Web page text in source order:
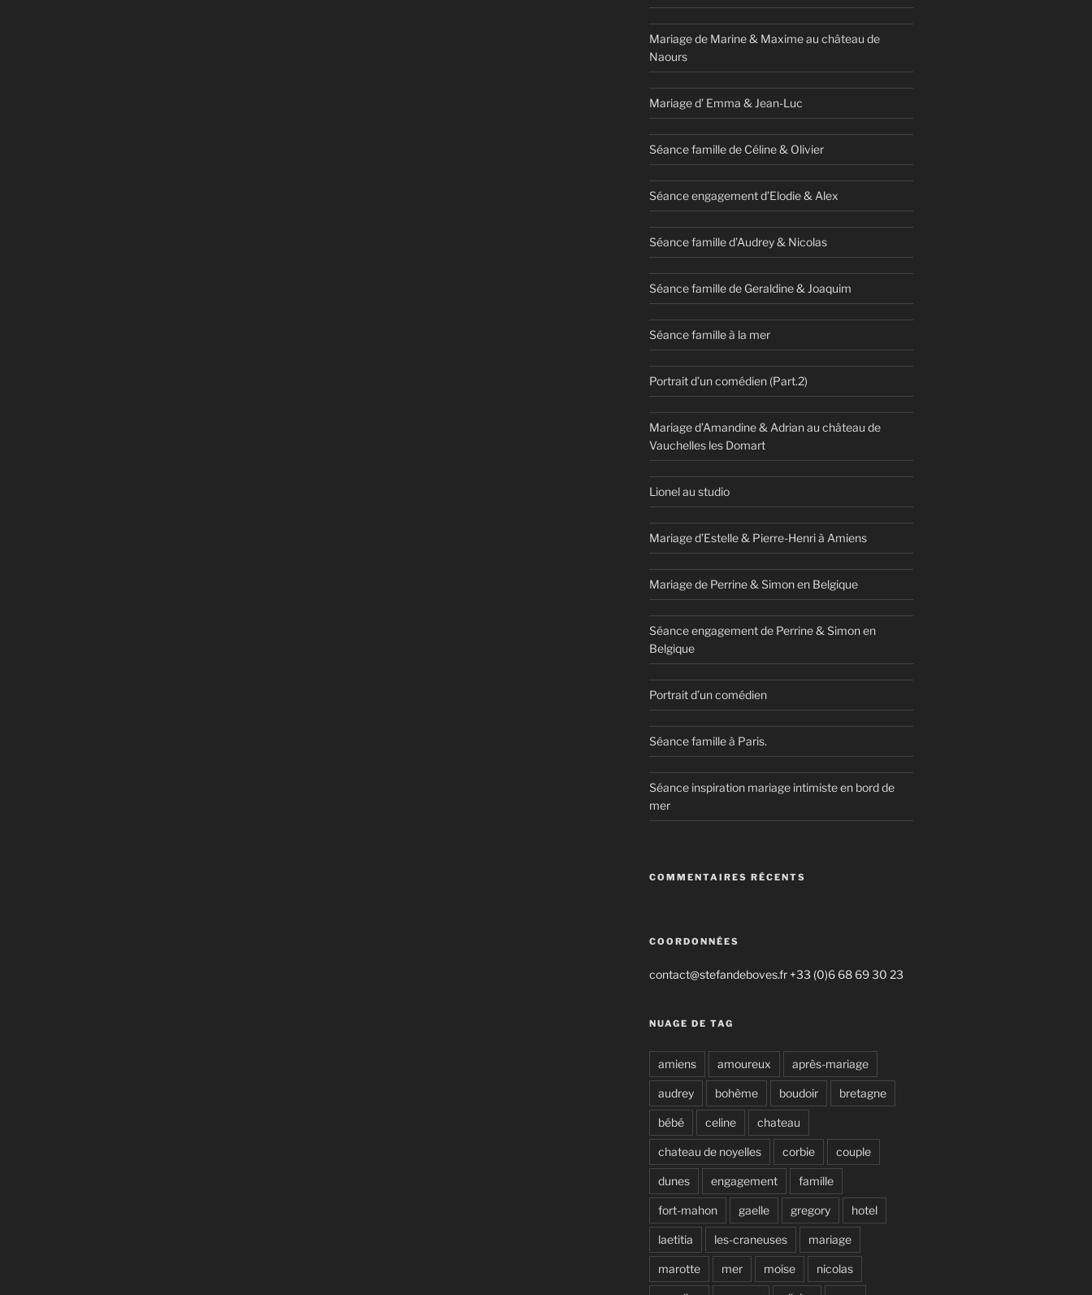
Mariage de Marine & Maxime au château de
Naours
Mariage d’ Emma & Jean-Luc
Séance famille de Céline & Olivier
Séance engagement d’Elodie & Alex
Séance famille d’Audrey & Nicolas
Séance famille de Geraldine & Joaquim
Séance famille à la mer
Portrait d’un comédien (Part.2)
Mariage d’Amandine & Adrian au château de
Vauchelles les Domart
Lionel au studio
Mariage d’Estelle & Pierre-Henri à Amiens
Mariage de Perrine & Simon en Belgique
Séance engagement de Perrine & Simon en
Belgique
Portrait d’un comédien
Séance famille à Paris.
Séance inspiration mariage intimiste en bord de
mer
COMMENTAIRES RÉCENTS
COORDONNÉES
contact@stefandeboves.fr +33 (0)6 68 69 30 23
NUAGE DE TAG
amiens amoureux après-mariage
audrey bohème boudoir bretagne
bébé celine chateau
chateau de noyelles corbie couple
dunes engagement famille
fort-mahon gaelle gregory hotel
laetitia les-craneuses mariage
marotte mer moise nicolas